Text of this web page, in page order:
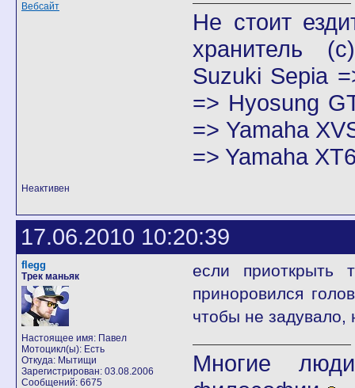
Вебсайт
Не стоит
хранитель
(с)
Suzuki Sepia
=> Hyosung
=> Yamaha
=> Yamaha
Неактивен
17.06.2010 10:20:39
flegg
Трек маньяк
Настоящее имя: Павел
Мотоцикл(ы): Есть
Откуда: Мытищи
Зарегистрирован: 03.08.2006
Сообщений: 6675
если
приноровился
чтобы не задувало,
Многие